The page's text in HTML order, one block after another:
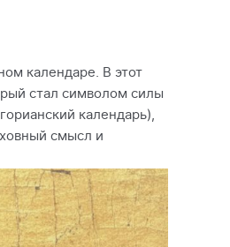
календаре. В этот
стал символом силы
календарь),
смысл и